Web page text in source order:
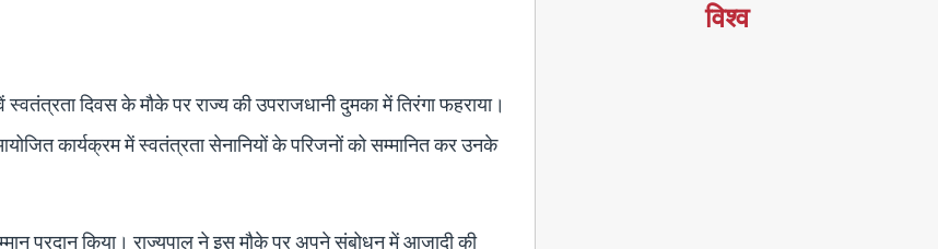
दिवस के मौके पर राज्य की उपराजधानी दुमका में तिरंगा फहराया।
कार्यक्रम में स्वतंत्रता सेनानियों के परिजनों को सम्मानित कर उनके
प्रदान किया। राज्यपाल ने इस मौके पर अपने संबोधन में आजादी की
विश्व